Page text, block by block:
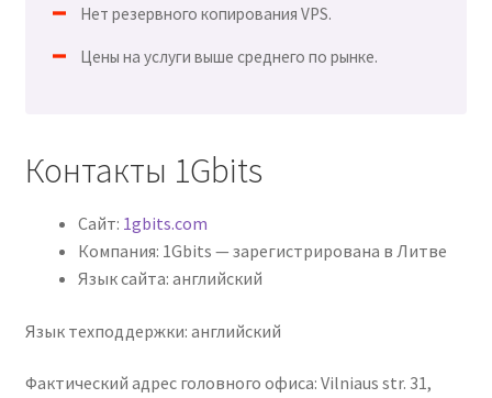
Нет резервного копирования VPS.
Цены на услуги выше среднего по рынке.
Контакты 1Gbits
Сайт: 1gbits.com
Компания: 1Gbits — зарегистрирована в Литве
Язык сайта: английский
Язык техподдержки: английский
Фактический адрес головного офиса: Vilniaus str. 31,